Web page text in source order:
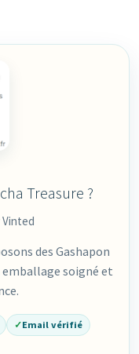
Treasure ?
Vinted
des Gashapon
soigné et
✓Email vérifié